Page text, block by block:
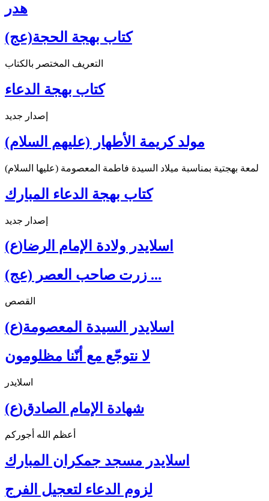
هدر
كتاب بهجة الحجة(عج)
التعريف المختصر بالكتاب
كتاب بهجة الدعاء
إصدار جديد
مولد كريمة الأطهار (عليهم السلام)
لمعة بهجتية بمناسبة ميلاد السيدة فاطمة المعصومة (عليها السلام)
كتاب بهجة الدعاء المبارك
إصدار جديد
اسلايدر ولادة الإمام الرضا(ع)
زرت صاحب العصر (عج) ...
القصص
اسلايدر السيدة المعصومة(ع)
لا نتوجّع مع أنّنا مظلومون
اسلايدر
شهادة الإمام الصادق(ع)
أعظم الله أجوركم
اسلايدر مسجد جمكران المبارك
لزوم الدعاء لتعجيل الفرج